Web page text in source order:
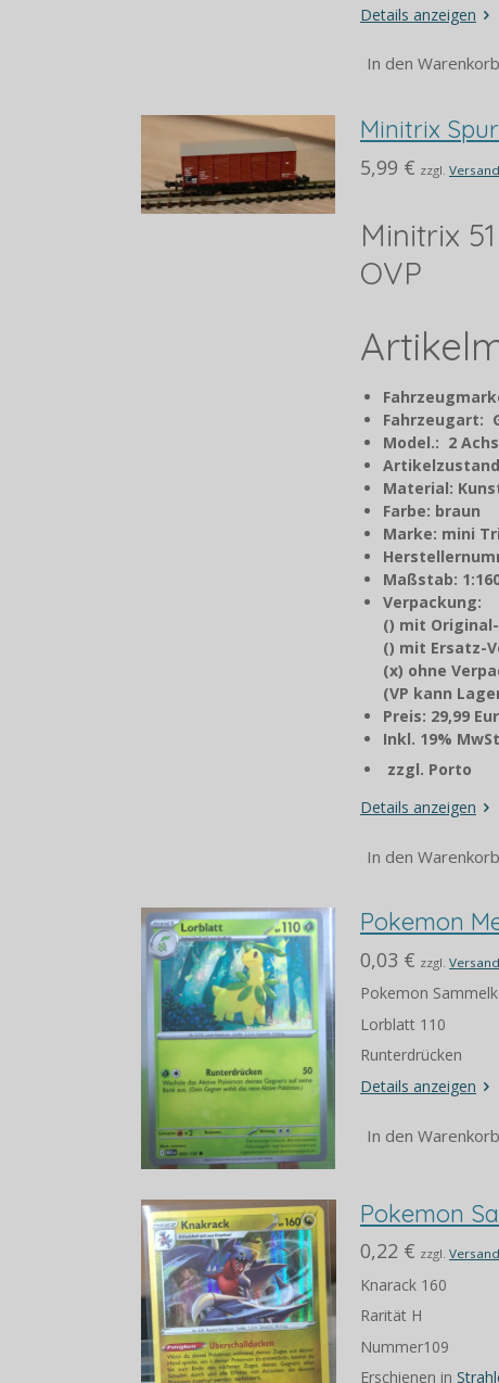
Details anzeigen
In den Warenkorb
Minitrix
5,99 € zzgl.
Minitrix
OVP
Fahrzeugart:
Model.: 2 Achs
Material:
Farbe: braun
Marke: mini
Maßstab:
Verpackung:
() mit
() mit Ersatz-
(x) ohne
(VP kann
Preis: 29,99
Inkl. 19%
zzgl. Porto
Details anzeigen
In den Warenkorb
Pokemon
0,03 € zzgl.
Pokemon
Lorblatt 110
Runterdrücken
Details anzeigen
In den Warenkorb
Pokemon
0,22 € zzgl.
Knarack 160
Rarität H
Nummer109
Erschienen in